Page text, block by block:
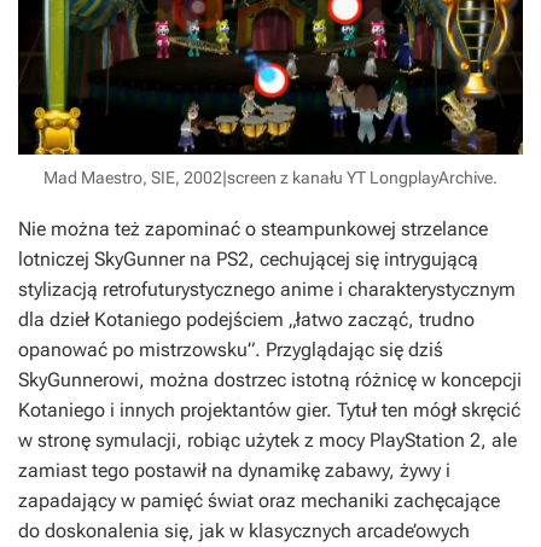
Mad Maestro, SIE, 2002|screen z kanału YT LongplayArchive.
Nie można też zapominać o steampunkowej strzelance
lotniczej SkyGunnerna PS2, cechującej się intrygującą
stylizacją retrofuturystycznego anime i charakterystycznym
dla dzieł Kotaniego podejściem „łatwo zacząć, trudno
opanować po mistrzowsku”. Przyglądając się dziś
SkyGunnerowi, można dostrzec istotną różnicę w koncepcji
Kotaniego i innych projektantów gier. Tytuł ten mógł skręcić
w stronę symulacji, robiąc użytek z mocy PlayStation 2, ale
zamiast tego postawił na dynamikę zabawy, żywy i
zapadający w pamięć świat oraz mechaniki zachęcające
do doskonalenia się, jak w klasycznych arcade’owych